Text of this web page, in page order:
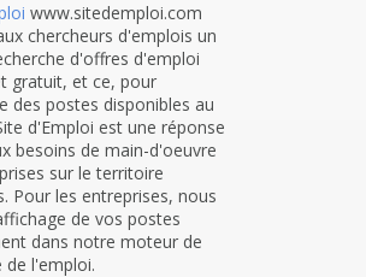
www.sitedemploi.com
chercheurs d'emplois un
d'offres d'emploi
gratuit, et ce, pour
des postes disponibles au
d'Emploi est une réponse
besoins de main-d'oeuvre
sur le territoire
Pour les entreprises, nous
de vos postes
dans notre moteur de
de l'emploi.